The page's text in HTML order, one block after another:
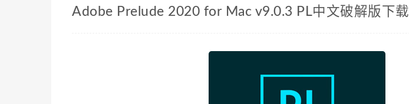
Adobe Prelude 2020 for Mac v9.0.3 PL中文破解版下载